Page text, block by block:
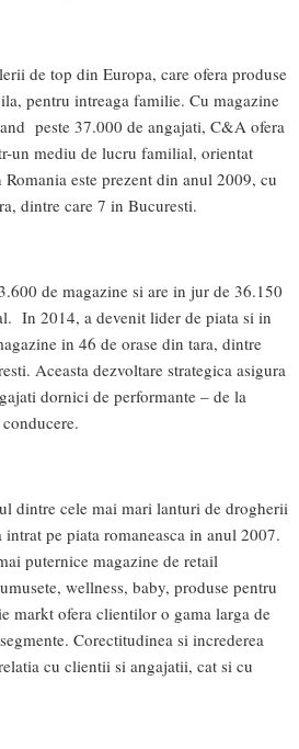
de top din Europa, care ofera produse
pentru intreaga familie. Cu magazine
peste 37.000 de angajati, C&A ofera
un mediu de lucru familial, orientat
este prezent din anul 2009, cu
dintre care 7 in Bucuresti.
de magazine si are in jur de 36.150
In 2014, a devenit lider de piata si in
in 46 de orase din tara, dintre
Aceasta dezvoltare strategica asigura
dornici de performante – de la
dintre cele mai mari lanturi de drogherii
pe piata romaneasca in anul 2007.
puternice magazine de retail
wellness, baby, produse pentru
markt ofera clientilor o gama larga de
Corectitudinea si increderea
cu clientii si angajatii, cat si cu